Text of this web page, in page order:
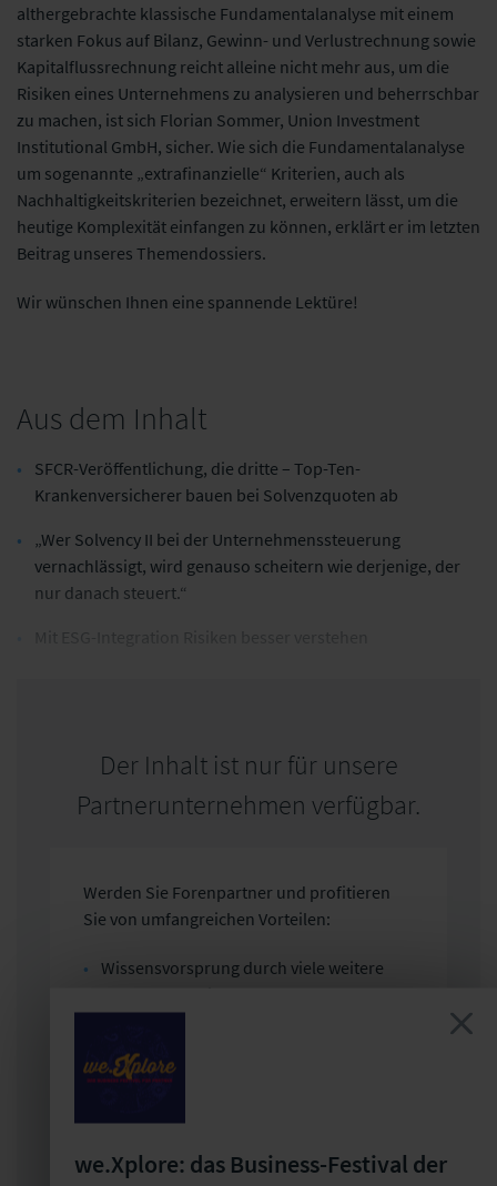
althergebrachte klassische Fundamentalanalyse mit einem
starken Fokus auf Bilanz, Gewinn- und Verlustrechnung sowie
Kapitalflussrechnung reicht alleine nicht mehr aus, um die
Risiken eines Unternehmens zu analysieren und beherrschbar
zu machen, ist sich Florian Sommer, Union Investment
Institutional GmbH, sicher. Wie sich die Fundamentalanalyse
um sogenannte „extrafinanzielle“ Kriterien, auch als
Nachhaltigkeitskriterien bezeichnet, erweitern lässt, um die
heutige Komplexität einfangen zu können, erklärt er im letzten
Beitrag unseres Themendossiers.
Wir wünschen Ihnen eine spannende Lektüre!
Aus dem Inhalt
SFCR-Veröffentlichung, die dritte – Top-Ten-
Krankenversicherer bauen bei Solvenzquoten ab
„Wer Solvency II bei der Unternehmenssteuerung
vernachlässigt, wird genauso scheitern wie derjenige, der
nur danach steuert.“
Der Inhalt ist nur für unsere
Partnerunternehmen verfügbar.
Werden Sie Forenpartner und profitieren
Sie von umfangreichen Vorteilen:
Wissensvorsprung durch viele weitere
Mitarbeiter im Versicherungsforen-
Versicherungsforen-Trendradar
we.Xplore: das Business-Festival der